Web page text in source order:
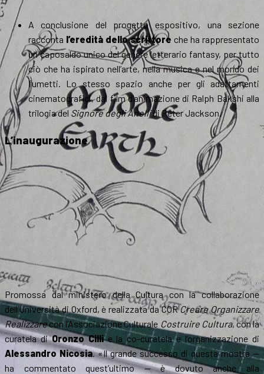
A conclusione del progetto espositivo, una sezione
racconta l’eredità dello scrittore che ha rappresentato
un caposaldo unico del genere letterario fantasy, per tutto
ciò che ha ispirato nell’arte, nella musica e nel mondo dei
fumetti. Lo stesso spazio anche per gli adattamenti
cinematografici, dal film d’animazione di Ralph Bakshi alla
trilogia del Signore degli Anellidi Peter Jackson.
L’inaugurazione
Promossa dal ministero della Cultura con la collaborazione
dell’Università di Oxford, è realizzata da CORCreare Organizzare
Realizzarecon l’Associazione Culturale Costruire Cultura, con la
curatela diOronzo Cillie la co-curatela e l’organizzazione di
Alessandro Nicosia. «Il grande successo di questa mostra —
ha commentato quest’ultimo — è dovuto anche alla